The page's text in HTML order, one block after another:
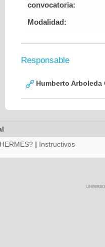
convocatoria:
Modalidad:
Responsable
Humberto Arboleda
| Instructivos